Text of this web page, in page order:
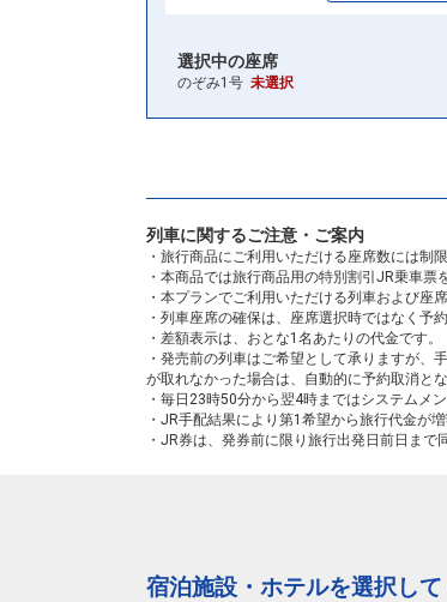
選択中の座席
のぞみ1号 未選択
列車に関するご注意・ご案内
・旅行商品にご利用いただける座席数には制
・本商品では旅行商品用の特別割引JR乗車票
・本プランでご利用いただける列車および座
・列車座席の確保は、座席選択時ではなく予
・差額表示は、おとな1名あたりの代金です。
・発売前の列車はご希望として承りますが
が取れなかった場合は、自動的に予約取消と
・毎日23時50分から翌4時まではシステムメ
・JR手配結果により第1希望から旅行代金が
・JR券は、発券前に限り旅行出発日前日ま
宿泊施設・ホテルを選択し